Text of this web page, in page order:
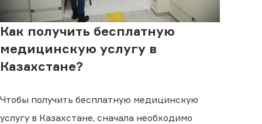
Как получить бесплатную
медицинскую услугу в
Казахстане?
Чтобы получить бесплатную медицинскую
услугу в Казахстане, сначала необходимо